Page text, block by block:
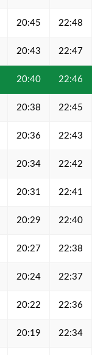
20:45 22:48
20:43 22:47
20:40 22:46
20:38 22:45
20:36 22:43
20:34 22:42
20:31 22:41
20:29 22:40
20:27 22:38
20:24 22:37
20:22 22:36
20:19 22:34